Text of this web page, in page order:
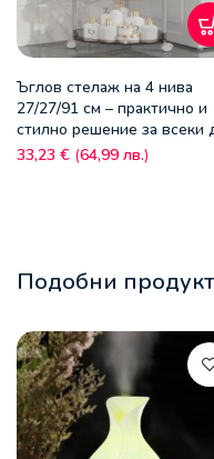
Ъглов стелаж на 4 нива
27/27/91 см – практично и
стилно решение за всеки
33,23 € (64,99 лв.)
Подобни